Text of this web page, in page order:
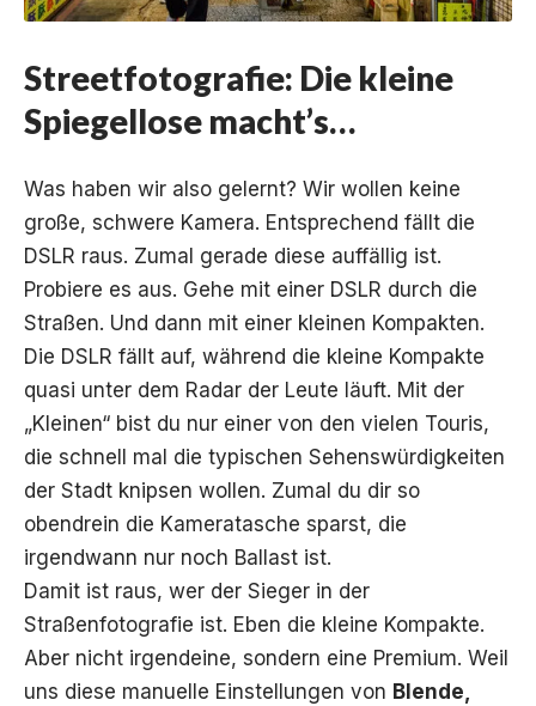
Streetfotografie: Die kleine
Spiegellose macht’s…
Was haben wir also gelernt? Wir wollen keine
große, schwere Kamera. Entsprechend fällt die
DSLR raus. Zumal gerade diese auffällig ist.
Probiere es aus. Gehe mit einer DSLR durch die
Straßen. Und dann mit einer kleinen Kompakten.
Die DSLR fällt auf, während die kleine Kompakte
quasi unter dem Radar der Leute läuft. Mit der
„Kleinen“ bist du nur einer von den vielen Touris,
die schnell mal die typischen Sehenswürdigkeiten
der Stadt knipsen wollen. Zumal du dir so
obendrein die Kameratasche sparst, die
irgendwann nur noch Ballast ist.
Damit ist raus, wer der Sieger in der
Straßenfotografie ist. Eben die kleine Kompakte.
Aber nicht irgendeine, sondern eine Premium. Weil
uns diese manuelle Einstellungen von Blende,